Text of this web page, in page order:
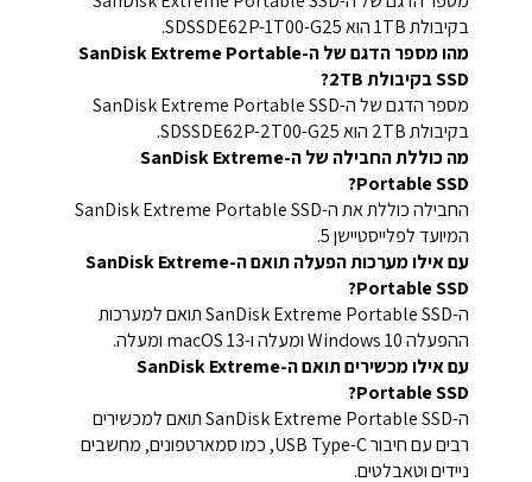
בקיבולת 1TB הוא SDSSDE62P-1T00-G25.
מהו מספר הדגם של ה-SanDisk Extreme Portable
SSD בקיבולת 2TB?
מספר הדגם של ה-SanDisk Extreme Portable SSD
בקיבולת 2TB הוא SDSSDE62P-2T00-G25.
מה כוללת החבילה של ה-SanDisk Extreme
Portable SSD?
החבילה כוללת את ה-SanDisk Extreme Portable SSD
המיועד לפלייסטיישן 5.
עם אילו מערכות הפעלה תואם ה-SanDisk Extreme
Portable SSD?
ה-SanDisk Extreme Portable SSD תואם למערכות
ההפעלה Windows 10 ומעלה ו-macOS 13 ומעלה.
עם אילו מכשירים תואם ה-SanDisk Extreme
Portable SSD?
ה-SanDisk Extreme Portable SSD תואם למכשירים
רבים עם חיבור USB Type-C, כמו סמארטפונים, מחשבים
ניידים וטאבלטים.